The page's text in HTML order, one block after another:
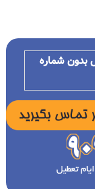
شماره